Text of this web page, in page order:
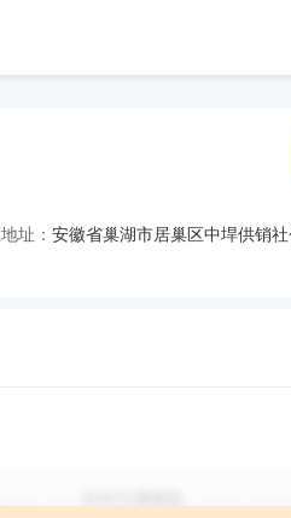
址： 安徽省巢湖市居巢区中垾供销